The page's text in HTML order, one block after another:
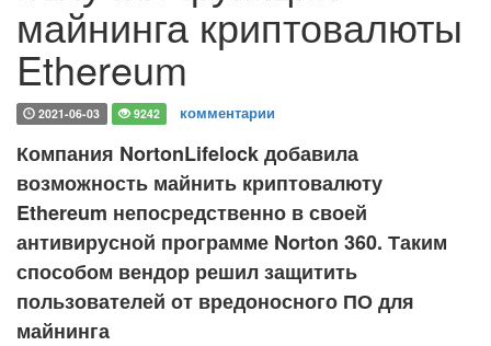
майнинга криптовалюты
Ethereum
2021-06-03 9242 комментарии
Компания NortonLifelock добавила
возможность майнить криптовалюту
Ethereum непосредственно в своей
антивирусной программе Norton 360. Таким
способом вендор решил защитить
пользователей от вредоносного ПО для
майнинга